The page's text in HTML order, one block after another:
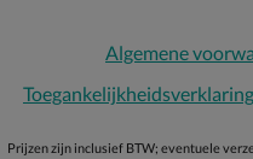
Algemene
Toegankelijkheidsverklaring
Prijzen zijn inclusief BTW; eventuele